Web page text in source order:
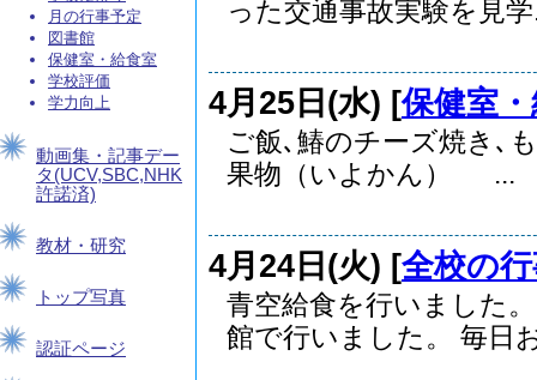
月の行事予定
図書館
保健室・給食室
学校評価
学力向上
動画集・記事デー
タ(UCV,SBC,NHK
許諾済)
教材・研究
トップ写真
認証ページ
った交通事故実験を見
4月25日(水) [保健室
ご飯､鰆のチーズ焼き､
果物（いよかん） ...
4月24日(火) [全校の
青空給食を行いました
館で行いました。 毎日